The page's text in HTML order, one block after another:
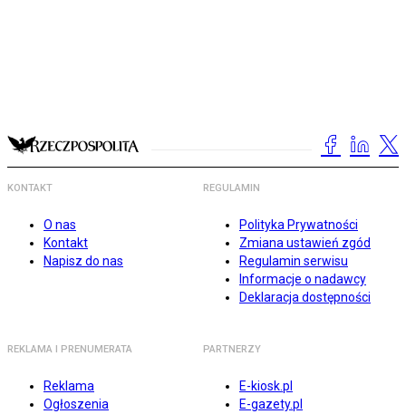
KONTAKT
O nas
Kontakt
Napisz do nas
REGULAMIN
Polityka Prywatności
Zmiana ustawień zgód
Regulamin serwisu
Informacje o nadawcy
Deklaracja dostępności
REKLAMA I PRENUMERATA
Reklama
Ogłoszenia
PARTNERZY
E-kiosk.pl
E-gazety.pl